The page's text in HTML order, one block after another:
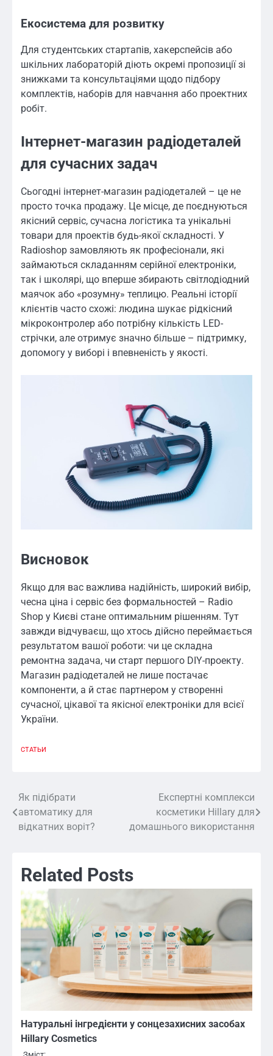
Екосистема для розвитку
Для студентських стартапів, хакерспейсів або
шкільних лабораторій діють окремі пропозиції зі
знижками та консультаціями щодо підбору
комплектів, наборів для навчання або проектних
робіт.
Інтернет-магазин радіодеталей
для сучасних задач
Сьогодні інтернет-магазин радіодеталей – це не
просто точка продажу. Це місце, де поєднуються
якісний сервіс, сучасна логістика та унікальні
товари для проектів будь-якої складності. У
Radioshop замовляють як професіонали, які
займаються складанням серійної електроніки,
так і школярі, що вперше збирають світлодіодний
маячок або «розумну» теплицю. Реальні історії
клієнтів часто схожі: людина шукає рідкісний
мікроконтролер або потрібну кількість LED-
стрічки, але отримує значно більше – підтримку,
допомогу у виборі і впевненість у якості.
Висновок
Якщо для вас важлива надійність, широкий вибір,
чесна ціна і сервіс без формальностей – Radio
Shop у Києві стане оптимальним рішенням. Тут
завжди відчуваєш, що хтось дійсно переймається
результатом вашої роботи: чи це складна
ремонтна задача, чи старт першого DIY-проекту.
Магазин радіодеталей не лише постачає
компоненти, а й стає партнером у створенні
сучасної, цікавої та якісної електроніки для всієї
України.
СТАТЬИ
Навигация
по
Як підібрати
автоматику для
відкатних воріт?
Експертні комплекси
косметики Hillary для
домашнього використання
Related Posts
Натуральні інгредієнти у сонцезахисних засобах
Hillary Cosmetics